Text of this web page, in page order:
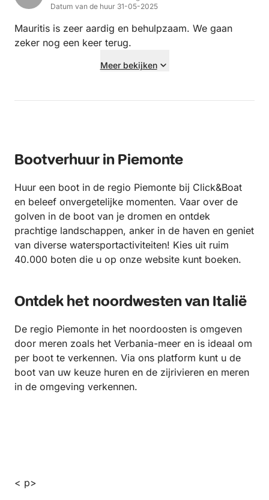
Datum van de huur 31-05-2025
Mauritis is zeer aardig en behulpzaam. We gaan
zeker nog een keer terug.
Meer bekijken
Bootverhuur in Piemonte
Huur een boot in de regio Piemonte bij Click&Boat
en beleef onvergetelijke momenten. Vaar over de
golven in de boot van je dromen en ontdek
prachtige landschappen, anker in de haven en geniet
van diverse watersportactiviteiten! Kies uit ruim
40.000 boten die u op onze website kunt boeken.
Ontdek het noordwesten van Italië
De regio Piemonte in het noordoosten is omgeven
door meren zoals het Verbania-meer en is ideaal om
per boot te verkennen. Via ons platform kunt u de
boot van uw keuze huren en de zijrivieren en meren
in de omgeving verkennen.
< p>